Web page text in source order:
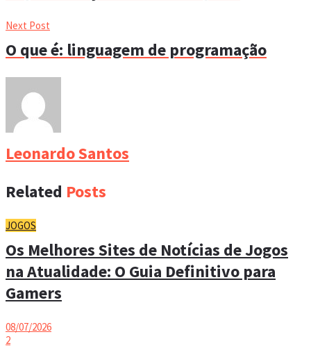
Next Post
O que é: linguagem de programação
Leonardo Santos
Related Posts
JOGOS
Os Melhores Sites de Notícias de Jogos
na Atualidade: O Guia Definitivo para
Gamers
08/07/2026
2